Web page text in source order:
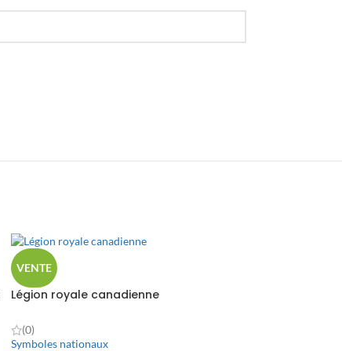
VENTE
Légion royale canadienne
(0)
Symboles nationaux